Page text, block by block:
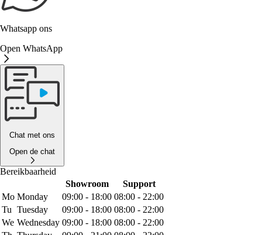
Whatsapp ons
Open WhatsApp
Chat met ons
Open de chat
Bereikbaarheid
Showroom
Support
Mo Monday 09:00 - 18:00 08:00 - 22:00
Tu Tuesday 09:00 - 18:00 08:00 - 22:00
We Wednesday 09:00 - 18:00 08:00 - 22:00